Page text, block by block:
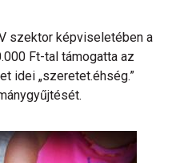
szektor képviseletében a
Ft-tal támogatta az
idei „szeretet.éhség.”